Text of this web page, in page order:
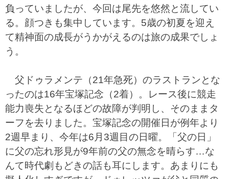
負っていましたが、今回は尾先を悠然と流してい
る。顔つきも集中しています。5歳の初夏を迎え
て精神面の成長がうかがえるのは旅の成果でしょ
う。
父ドゥラメンテ（21年急死）のラストランとな
ったのは16年宝塚記念（2着）。レース後に競走
能力喪失となるほどの故障が判明し、そのままタ
ーフを去りました。宝塚記念の開催日が例年より
2週早まり、今年は6月3週目の日曜。「父の日」
に父の忘れ形見が9年前の父の無念を晴らす…な
んて時代劇もどきの話も耳にします。あまりにも